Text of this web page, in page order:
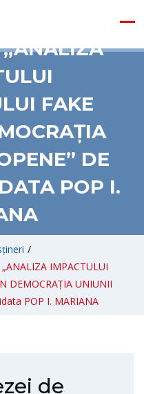
DE
FAKE
DE
POP I.
/
IMPACTULUI
DEMOCRAȚIA UNIUNII
POP I. MARIANA
de